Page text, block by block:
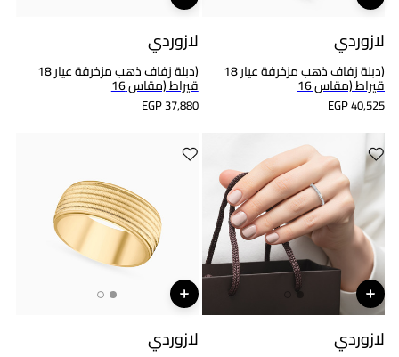
لازوردي
(دبلة زفاف ذهب مزخرفة عيار 18
قيراط (مقاس 16
EGP 40,525
لازوردي
(دبلة زفاف ذهب مزخرفة عيار 18
قيراط (مقاس 16
EGP 37,880
لازوردي لازوردي